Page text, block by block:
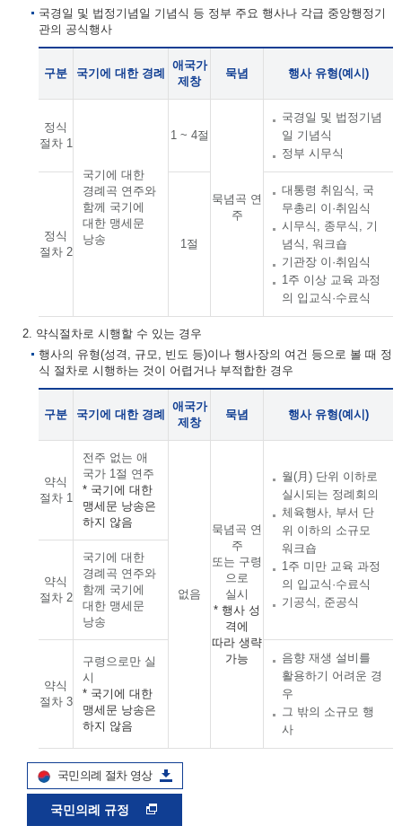
국경일 및 법정기념일 기념식 등 정부 주요 행사나 각급 중앙행정기
관의 공식행사
구분 국기에 대한 경례
애국가
제창
묵념 행사 유형(예시)
정식
절차 1
국기에 대한
경례곡 연주와
함께 국기에
대한 맹세문
낭송
1 ~ 4절
묵념곡 연
주
국경일 및 법정기념
일 기념식
정부 시무식
정식
절차 2
1절
대통령 취임식, 국
무총리 이·취임식
시무식, 종무식, 기
념식, 워크숍
기관장 이·취임식
1주 이상 교육 과정
의 입교식·수료식
2. 약식절차로 시행할 수 있는 경우
행사의 유형(성격, 규모, 빈도 등)이나 행사장의 여건 등으로 볼 때 정
식 절차로 시행하는 것이 어렵거나 부적합한 경우
구분 국기에 대한 경례
애국가
제창
묵념 행사 유형(예시)
약식
절차 1
전주 없는 애
국가 1절 연주
* 국기에 대한
맹세문 낭송은
하지 않음
없음
묵념곡 연
주
또는 구령
으로
실시
* 행사 성
격에
따라 생략
가능
월(月) 단위 이하로
실시되는 정례회의
체육행사, 부서 단
위 이하의 소규모
워크숍
1주 미만 교육 과정
의 입교식·수료식
기공식, 준공식
약식
절차 2
국기에 대한
경례곡 연주와
함께 국기에
대한 맹세문
낭송
약식
절차 3
구령으로만 실
시
* 국기에 대한
맹세문 낭송은
하지 않음
음향 재생 설비를
활용하기 어려운 경
우
그 밖의 소규모 행
사
국민의례 절차 영상
국민의례 규정